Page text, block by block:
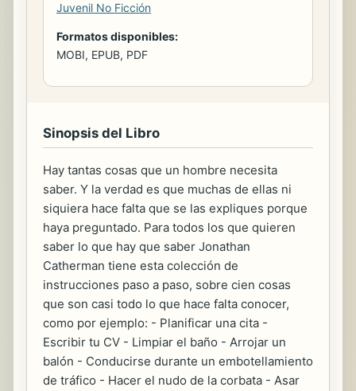
Juvenil No Ficción
Formatos disponibles:
MOBI, EPUB, PDF
Sinopsis del Libro
Hay tantas cosas que un hombre necesita
saber. Y la verdad es que muchas de ellas ni
siquiera hace falta que se las expliques porque
haya preguntado. Para todos los que quieren
saber lo que hay que saber Jonathan
Catherman tiene esta colección de
instrucciones paso a paso, sobre cien cosas
que son casi todo lo que hace falta conocer,
como por ejemplo: - Planificar una cita -
Escribir tu CV - Limpiar el baño - Arrojar un
balón - Conducirse durante un embotellamiento
de tráfico - Hacer el nudo de la corbata - Asar